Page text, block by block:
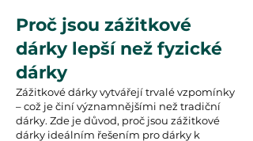
Proč jsou zážitkové
dárky lepší než fyzické
dárky
Zážitkové dárky vytvářejí trvalé vzpomínky
– což je činí významnějšími než tradiční
dárky. Zde je důvod, proč jsou zážitkové
dárky ideálním řešením pro dárky k